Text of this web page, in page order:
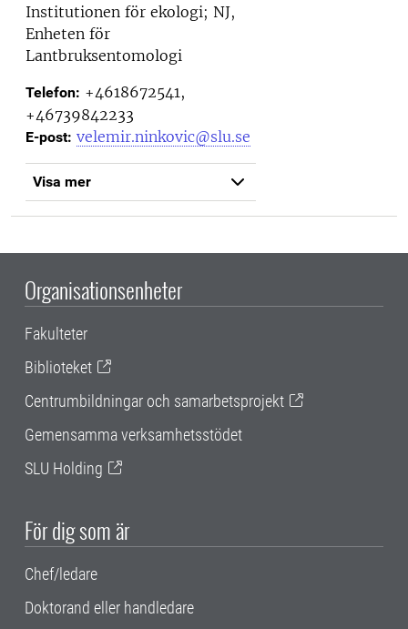
Institutionen för ekologi; NJ,
Enheten för
Lantbruksentomologi
Telefon: +4618672541,
+46739842233
E-post: velemir.ninkovic@slu.se
Visa mer
Organisationsenheter
Fakulteter
Biblioteket
Centrumbildningar och samarbetsprojekt
Gemensamma verksamhetsstödet
SLU Holding
För dig som är
Chef/ledare
Doktorand eller handledare